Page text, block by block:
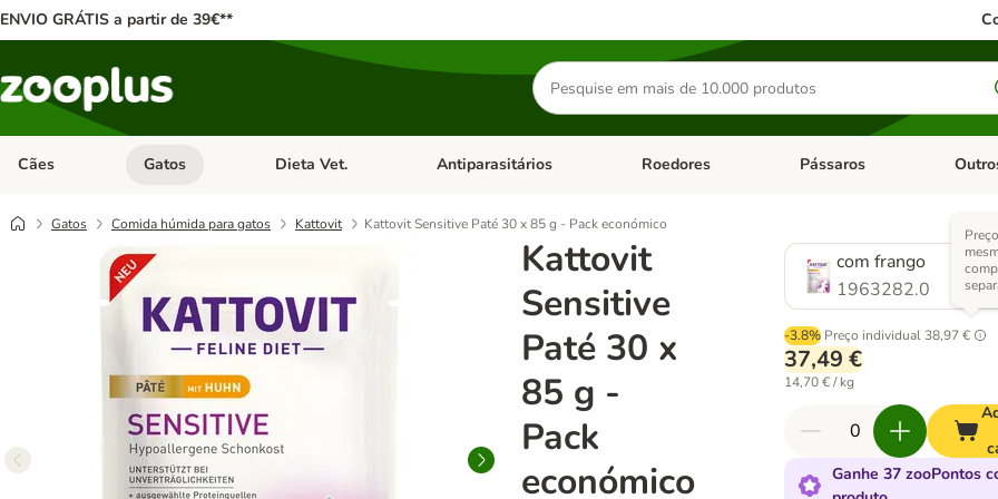
ENVIO GRÁTIS a partir de 39€**
Pesquisar
produtos
Cães Abrir menu de categoria: Cães
Gatos Abrir menu de categoria: Gatos
Dieta Vet. Abrir menu de categoria: Dieta Vet.
Antiparasitários Abrir menu de categoria: Antiparasitários
Roedores Abrir menu de categoria:
Pássaros Abrir
Gatos Comida húmida para gatos Kattovit Kattovit Sensitive Paté 30 x 85 g - Pack económico
Kattovit
Sensitive
Paté 30 x
85 g -
Pack
económico
com frango
1963282.0
-3.8% Preço individual 38,97 €
37,49 €
14,70 € / kg
Ganhe 37 zooPontos